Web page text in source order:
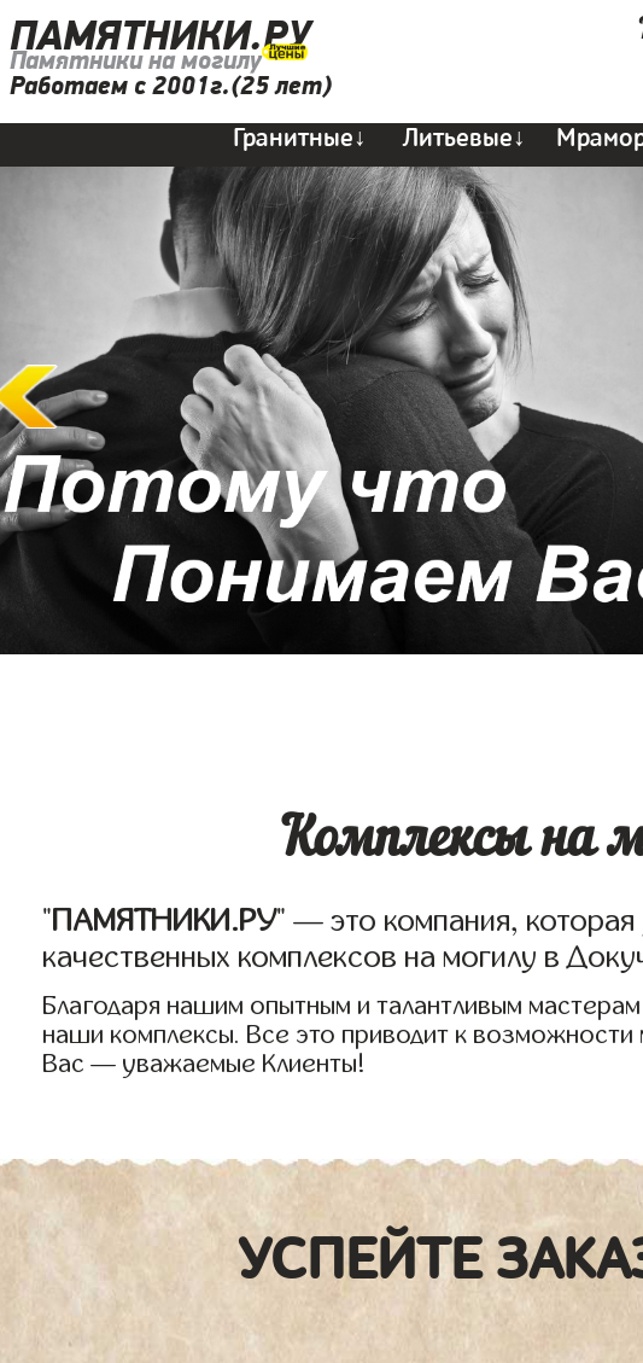
ПАМЯТНИКИ.РУ
Памятники на могилу
Работаем с 2001г.(25 лет)
Гранитные↓ Литьевые↓
Комплексы на
"ПАМЯТНИКИ.РУ" — это компания,
качественных комплексов на могилу в
Благодаря нашим опытным и талантливым
наши комплексы. Все это приводит к
Вас — уважаемые Клиенты!
УСПЕЙТЕ